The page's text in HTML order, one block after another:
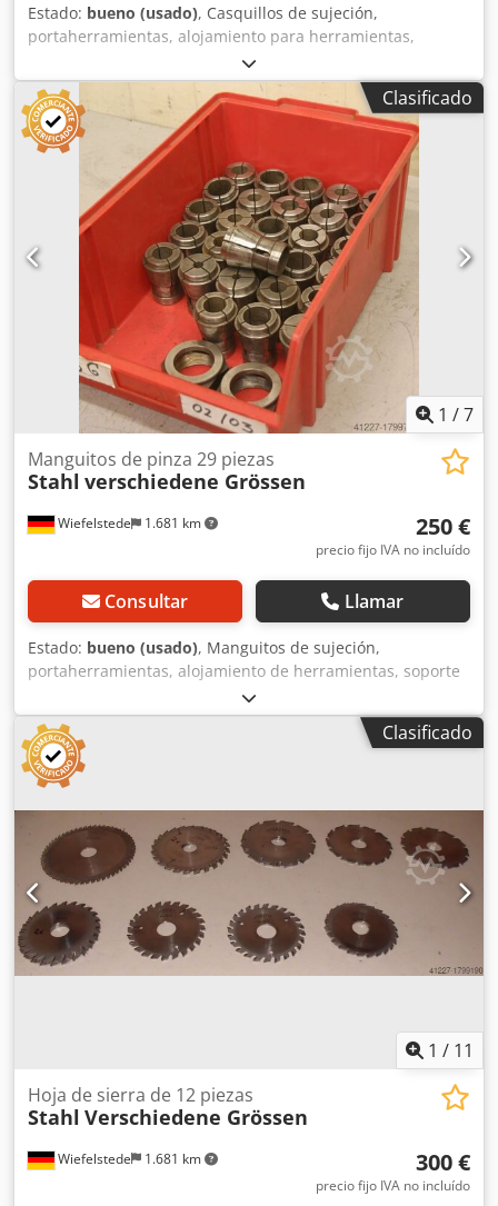
Estado: bueno (usado), Casquillos de sujeción,
portaherramientas, alojamiento para herramientas,
soporte de herramientas, alojamiento para fresas,
herramienta de fresado, casquillos de sujeción -Cantidad:
15 casquillos de sujeción -Diferentes tamaños: Ø
3/3x4/2x3/2x6/7/3x8/9/10/11 mm -Precio/Venta: conjunto
completo Dcodpfx Aeb A I U Sjipek -Peso: 1 kg
Clasificado
1 /7
Wiefelstede 1.681 km
Manguitos de pinza 29 piezas
Stahl verschiedene Grössen
250 €
precio fijo IVA no incluído
Consultar Llamar
Estado: bueno (usado), Manguitos de sujeción,
portaherramientas, alojamiento de herramientas, soporte
de herramientas, alojamiento de fresas, herramienta de
fresado, manguitos de sujeción. -Número de manguitos de
sujeción: 29 unidades -Diferentes tamaños: Ø 9-35 mm -6,
10, 13, 14, 20, 20, 20, 20, 22, 24, 24, 24, 26, 26, 27, 28, 30,
30, 30, 32, 33, 33, 35, 35, 35, 35, 35, 35 -Cono: 44 a 55 mm -
Vástago: Ø 42 mm -Venta: solo como paquete -Peso: 16 kg
Dcodpfx Aijb A Swkepjk
Clasificado
1 / 11
Wiefelstede 1.681 km
Hoja de sierra de 12 piezas
Stahl Verschiedene Grössen
300 €
precio fijo IVA no incluído